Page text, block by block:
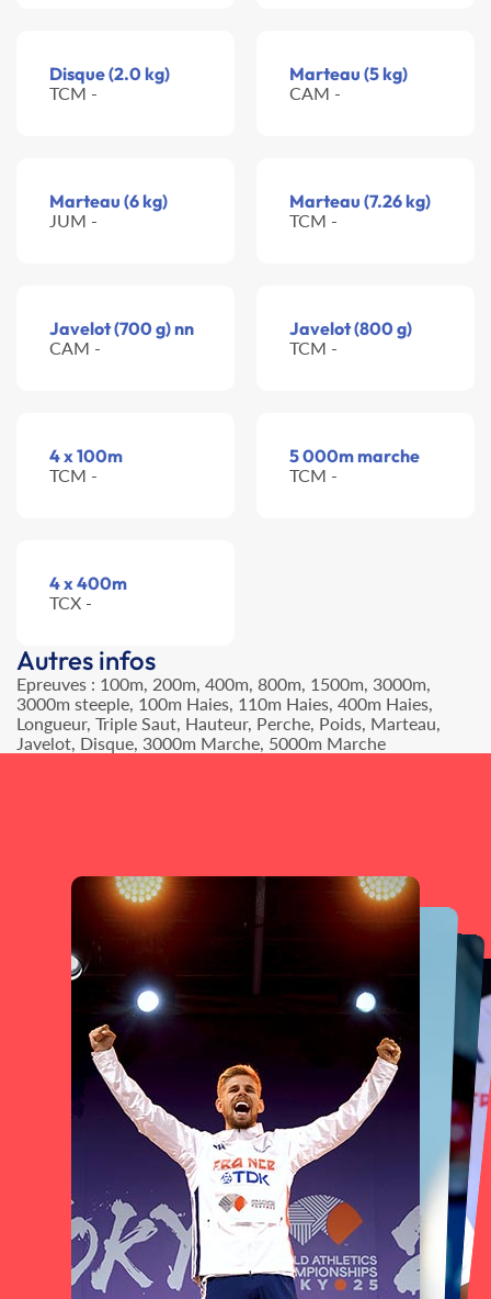
Disque (2.0 kg)
TCM -
Marteau (5 kg)
CAM -
Marteau (6 kg)
JUM -
Marteau (7.26 kg)
TCM -
Javelot (700 g) nn
CAM -
Javelot (800 g)
TCM -
4 x 100m
TCM -
5 000m marche
TCM -
4 x 400m
TCX -
Autres infos
Epreuves : 100m, 200m, 400m, 800m, 1500m, 3000m,
3000m steeple, 100m Haies, 110m Haies, 400m Haies,
Longueur, Triple Saut, Hauteur, Perche, Poids, Marteau,
Javelot, Disque, 3000m Marche, 5000m Marche